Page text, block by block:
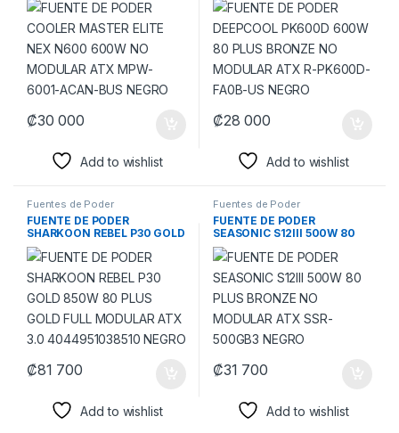
MPW-6001-ACAN-BUS
NEGRO
₡30 000
Add to wishlist
MODULAR ATX R-PK600D-
FA0B-US NEGRO
₡28 000
Add to wishlist
Fuentes de Poder
FUENTE DE PODER
SHARKOON REBEL P30 GOLD
850W 80 PLUS GOLD FULL
MODULAR ATX 3.0
4044951038510 NEGRO
₡81 700
Add to wishlist
Fuentes de Poder
FUENTE DE PODER
SEASONIC S12III 500W 80
PLUS BRONZE NO MODULAR
ATX SSR-500GB3 NEGRO
₡31 700
Add to wishlist